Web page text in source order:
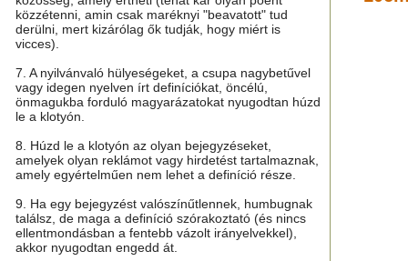
közzétenni, amin csak maréknyi "beavatott" tud
derülni, mert kizárólag ők tudják, hogy miért is
vicces).
7. A nyilvánvaló hülyeségeket, a csupa nagybetűvel
vagy idegen nyelven írt definíciókat, öncélú,
önmagukba forduló magyarázatokat nyugodtan húzd
le a klotyón.
8. Húzd le a klotyón az olyan bejegyzéseket,
amelyek olyan reklámot vagy hirdetést tartalmaznak,
amely egyértelműen nem lehet a definíció része.
9. Ha egy bejegyzést valószínűtlennek, humbugnak
találsz, de maga a definíció szórakoztató (és nincs
ellentmondásban a fentebb vázolt irányelvekkel),
akkor nyugodtan engedd át.